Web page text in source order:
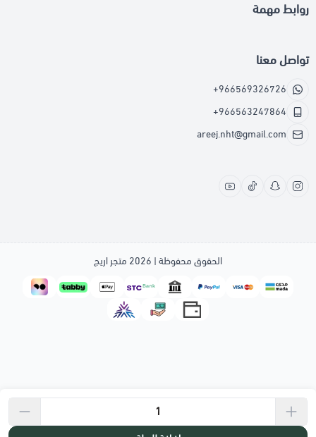
روابط مهمة
تواصل معنا
+966569326726
+966563247864
areej.nht@gmail.com
الحقوق محفوظة | 2026 متجر اريج